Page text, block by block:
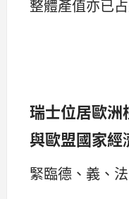
整體產值亦已
瑞士位居歐洲
與歐盟國家經
緊臨德、義、